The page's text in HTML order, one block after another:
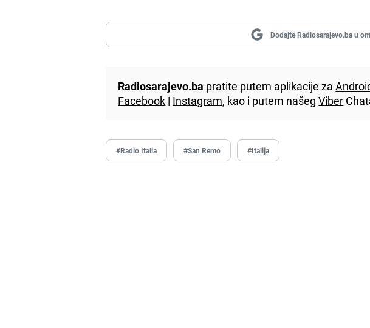
Dodajte Radiosarajevo.ba u
Radiosarajevo.ba pratite putem aplikacije za
Facebook | Instagram, kao i putem našegViber
#Radio Italia #San Remo #Italija